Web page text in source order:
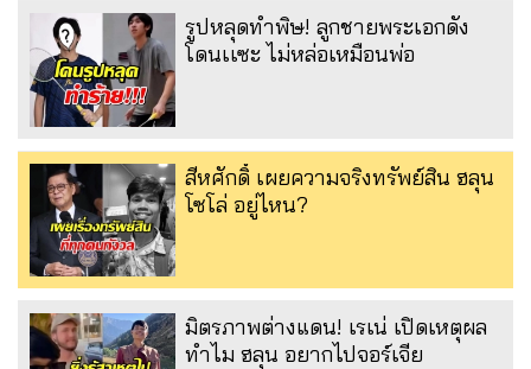
รูปหลุดทำพิษ! ลูกชายพระเอกดัง
โดนเเซะ ไม่หล่อเหมือนพ่อ
สีหศักดิ์ เผยความจริงทรัพย์สิน ฮลุน
โซโล่ อยู่ไหน?
มิตรภาพต่างแดน! เรเน่ เปิดเหตุผล
ทำไม ฮลุน อยากไปจอร์เจีย